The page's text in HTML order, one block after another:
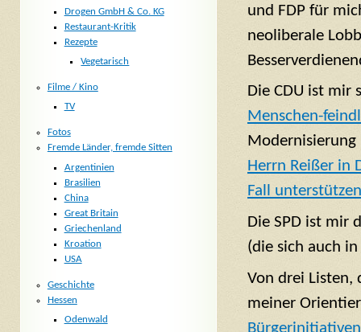
und FDP für
neoliberale
Die CDU ist mir
Menschen-
Modernisierung
Herrn Reißer in
Fall
Die SPD ist mir
(die sich auch
Von drei
meiner
Drogen GmbH & Co. KG
Restaurant-Kritik
Rezepte
Vegetarisch
Filme / Kino
TV
Fotos
Fremde Länder, fremde Sitten
Argentinien
Brasilien
China
Great Britain
Griechenland
Kroation
USA
Geschichte
Hessen
Odenwald